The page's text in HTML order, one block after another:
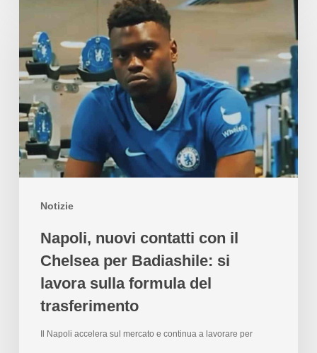
Notizie
Napoli, nuovi contatti con il
Chelsea per Badiashile: si
lavora sulla formula del
trasferimento
Il Napoli accelera sul mercato e continua a lavorare per